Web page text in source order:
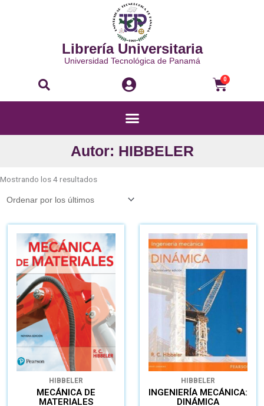
Librería Universitaria
Universidad Tecnológica de Panamá
Buscar 0
Menú
Autor: HIBBELER
Mostrando los 4 resultadospor
HIBBELER
MECÁNICA DE
MATERIALES
HIBBELER
INGENIERÍA MECÁNICA:
DINÁMICA